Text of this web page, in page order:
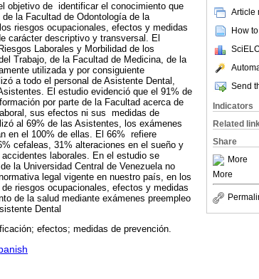
Article
How
Send
Indicators
Related
Share
More
More
objetivo de identificar el conocimiento que
la Facultad de Odontología de la
riesgos ocupacionales, efectos y medidas
carácter descriptivo y transversal. El
Laborales y Morbilidad de los
Trabajo, de la Facultad de Medicina, de la
utilizada y por consiguiente
a todo el personal de Asistente Dental,
El estudio evidenció que el 91% de
por parte de la Facultad acerca de
sus efectos ni sus medidas de
al 69% de las Asistentes, los exámenes
en el 100% de ellas. El 66% refiere
cefaleas, 31% alteraciones en el sueño y
laborales. En el estudio se
la Universidad Central de Venezuela no
legal vigente en nuestro país, en los
riesgos ocupacionales, efectos y medidas
de la salud mediante exámenes preempleo
Dental
efectos; medidas de prevención.